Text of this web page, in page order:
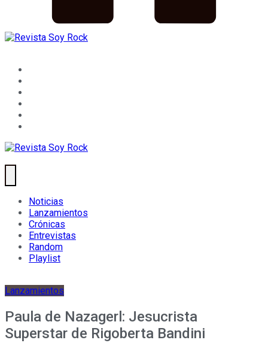
Noticias
Lanzamientos
Crónicas
Entrevistas
Random
Playlist
Lanzamientos
Paula de Nazagerl: Jesucrista
Superstar de Rigoberta Bandini